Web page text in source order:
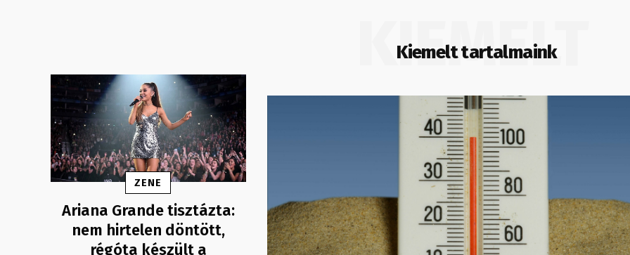
Kiemelt tartalmaink
KIEMELT
ZENE
Ariana Grande tisztázta:
nem hirtelen döntött,
régóta készült a